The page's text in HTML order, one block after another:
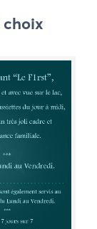
choix